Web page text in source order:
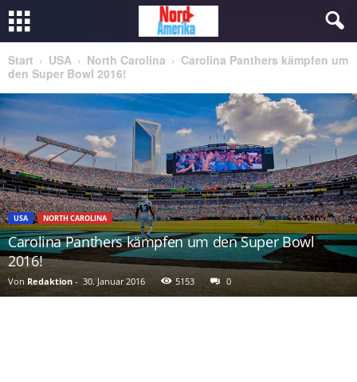
Start USA North Carolina
Carolina Panthers kämpfen um
den Super Bowl 2016!
USA NORTH CAROLINA
Carolina Panthers kämpfen um den Super Bowl
2016!
Von Redaktion- 30. Januar 2016 5153 0